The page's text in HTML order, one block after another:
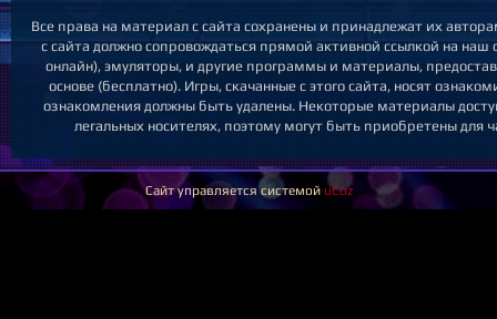
Все права на материал с сайта сохранены и принадлежат их
с сайта должно сопровождаться прямой активной ссылкой на наш
онлайн), эмуляторы, и другие программы и материалы,
основе (бесплатно). Игры, скачанные с этого сайта, носят
ознакомления должны быть удалены. Некоторые материалы
легальных носителях, поэтому могут быть приобретены для
Сайт управляется системой uCoz